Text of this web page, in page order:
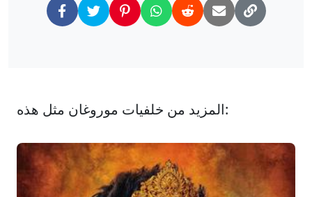
المزيد من خلفيات موروغان مثل هذه: